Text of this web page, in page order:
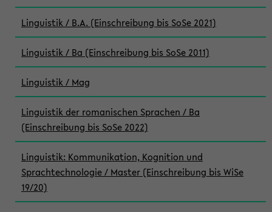
Linguistik / B.A. (Einschreibung bis SoSe 2021)
Linguistik / Ba (Einschreibung bis SoSe 2011)
Linguistik / Mag
Linguistik der romanischen Sprachen / Ba
(Einschreibung bis SoSe 2022)
Linguistik: Kommunikation, Kognition und
Sprachtechnologie / Master (Einschreibung bis WiSe
19/20)